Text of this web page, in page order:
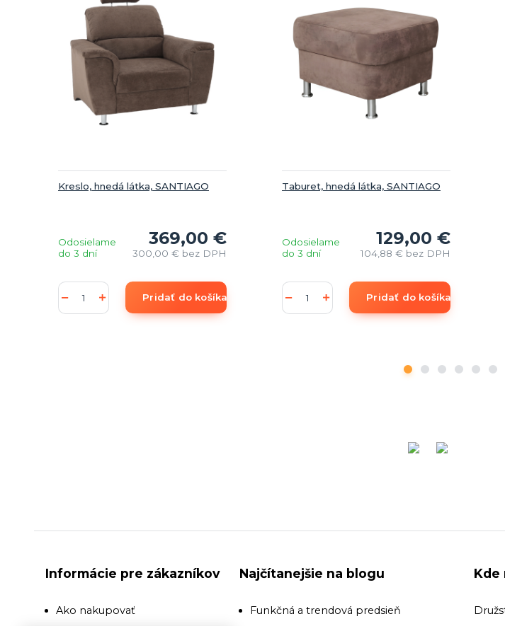
Kreslo, hnedá látka, SANTIAGO
369,00 €
300,00 € bez DPH
Odosielame
do 3 dní
Pridať do košíka
Taburet, hnedá látka, SANTIAGO
129,00 €
104,88 € bez DPH
Odosielame
do 3 dní
Pridať do košíka
Informácie pre zákazníkov
Ako nakupovať
Najčítanejšie na blogu
Funkčná a trendová predsieň
Kde